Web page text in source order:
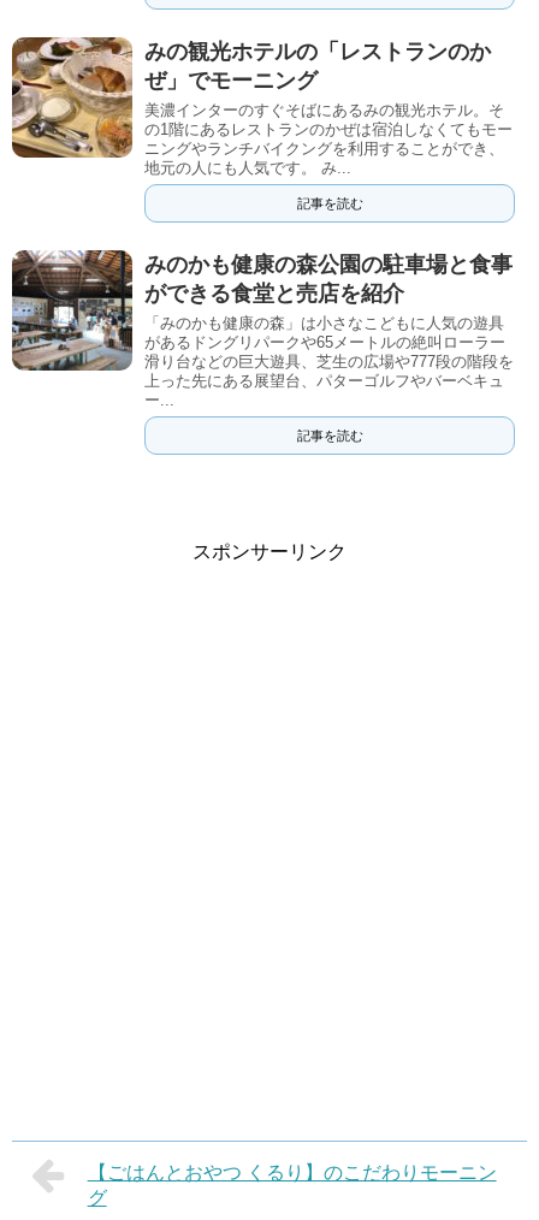
みの観光ホテルの「レストランのか
ぜ」でモーニング
美濃インターのすぐそばにあるみの観光ホテル。そ
の1階にあるレストランのかぜは宿泊しなくてもモー
ニングやランチバイクングを利用することができ、
地元の人にも人気です。 み...
記事を読む
みのかも健康の森公園の駐車場と食事
ができる食堂と売店を紹介
「みのかも健康の森」は小さなこどもに人気の遊具
があるドングリパークや65メートルの絶叫ローラー
滑り台などの巨大遊具、芝生の広場や777段の階段を
上った先にある展望台、パターゴルフやバーベキュ
ー...
記事を読む
スポンサーリンク
【ごはんとおやつ くるり】のこだわりモーニン
グ